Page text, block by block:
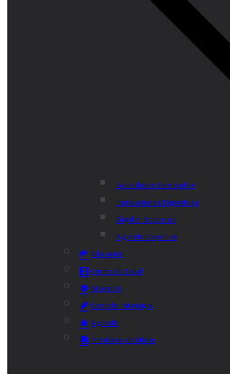
Actividades Semanales
Instalaciones Deportivas
Alquiler Bicicletas
Agenda Deportiva
Educación
Centro de Salud
Mayores
Comedor Municipal
Agenda
Préstamo de Libros